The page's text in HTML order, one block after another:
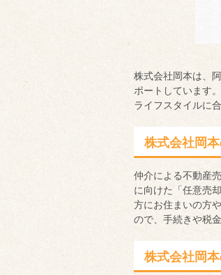
株式会社岡本は、
ポートしています
ライフスタイルに
株式会社岡
仲介による不動産
に向けた「任意売
方にお住まいの方
ので、手続きや税
株式会社岡